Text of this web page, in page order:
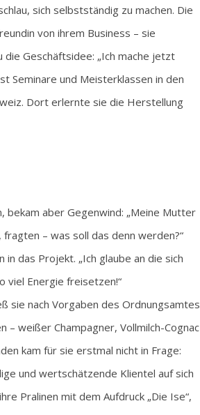
sich selbstständig zu machen. Die
von ihrem Business – sie
die Geschäftsidee: „Ich mache jetzt
Seminare und Meisterklassen in den
Dort erlernte sie die Herstellung
bekam aber Gegenwind: „Meine Mutter
– was soll das denn werden?“
das Projekt. „Ich glaube an die sich
viel Energie freisetzen!“
sie nach Vorgaben des Ordnungsamtes
weißer Champagner, Vollmilch-Cognac
kam für sie erstmal nicht in Frage:
und wertschätzende Klientel auf sich
Pralinen mit dem Aufdruck „Die Ise“,